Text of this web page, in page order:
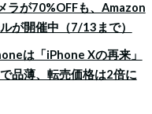
ラが70%OFFも、Amazon
が開催中（7/13まで）
は「iPhone Xの再来」
品薄、転売価格は2倍に